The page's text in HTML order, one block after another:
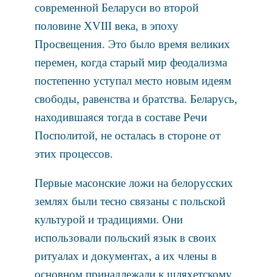
современной Беларуси во второй
половине XVIII века, в эпоху
Просвещения. Это было время великих
перемен, когда старый мир феодализма
постепенно уступал место новым идеям
свободы, равенства и братства. Беларусь,
находившаяся тогда в составе Речи
Посполитой, не осталась в стороне от
этих процессов.
Первые масонские ложи на белорусских
землях были тесно связаны с польской
культурой и традициями. Они
использовали польский язык в своих
ритуалах и документах, а их члены в